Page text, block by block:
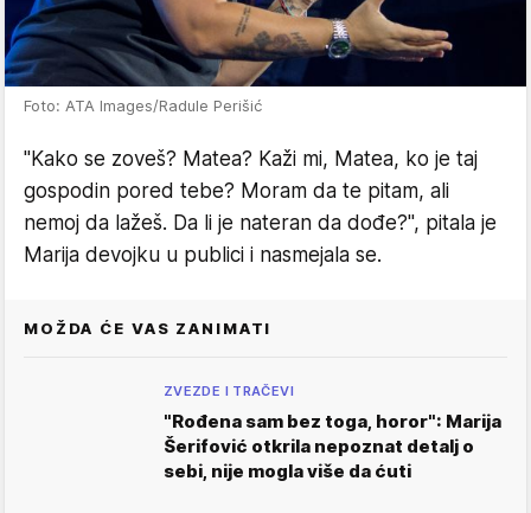
Foto: ATA Images/Radule Perišić
"Kako se zoveš? Matea? Kaži mi, Matea, ko je taj
gospodin pored tebe? Moram da te pitam, ali
nemoj da lažeš. Da li je nateran da dođe?", pitala je
Marija devojku u publici i nasmejala se.
MOŽDA ĆE VAS ZANIMATI
ZVEZDE I TRAČEVI
"Rođena sam bez toga, horor": Marija
Šerifović otkrila nepoznat detalj o
sebi, nije mogla više da ćuti